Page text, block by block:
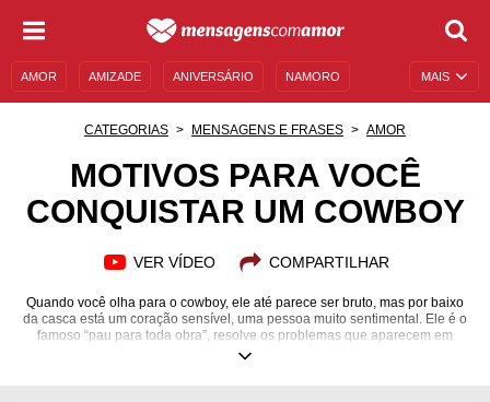
MAIS
AMOR AMIZADE ANIVERSÁRIO NAMORO
MENSAGENS E FRASES MENSAGENS DE ANIVERSÁRIO
CATEGORIAS MENSAGENS E FRASES AMOR
MOTIVOS PARA VOCÊ
CONQUISTAR UM COWBOY
VER VÍDEO COMPARTILHAR
Quando você olha para o cowboy, ele até parece ser bruto, mas por baixo
da casca está um coração sensível, uma pessoa muito sentimental. Ele é o
famoso “pau para toda obra”, resolve os problemas que aparecem em
casa, cuida dos animais e também das plantações. Ele ama os animais e